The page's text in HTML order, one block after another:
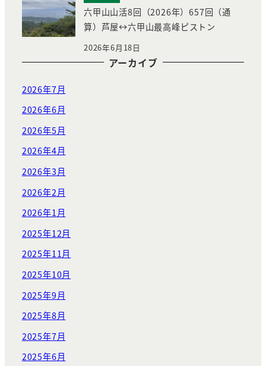
六甲山山活8回（2026年）657回（通
算）芦屋↔︎六甲山最高峰ピストン
2026年6月18日
アーカイブ
2026年7月
2026年6月
2026年5月
2026年4月
2026年3月
2026年2月
2026年1月
2025年12月
2025年11月
2025年10月
2025年9月
2025年8月
2025年7月
2025年6月